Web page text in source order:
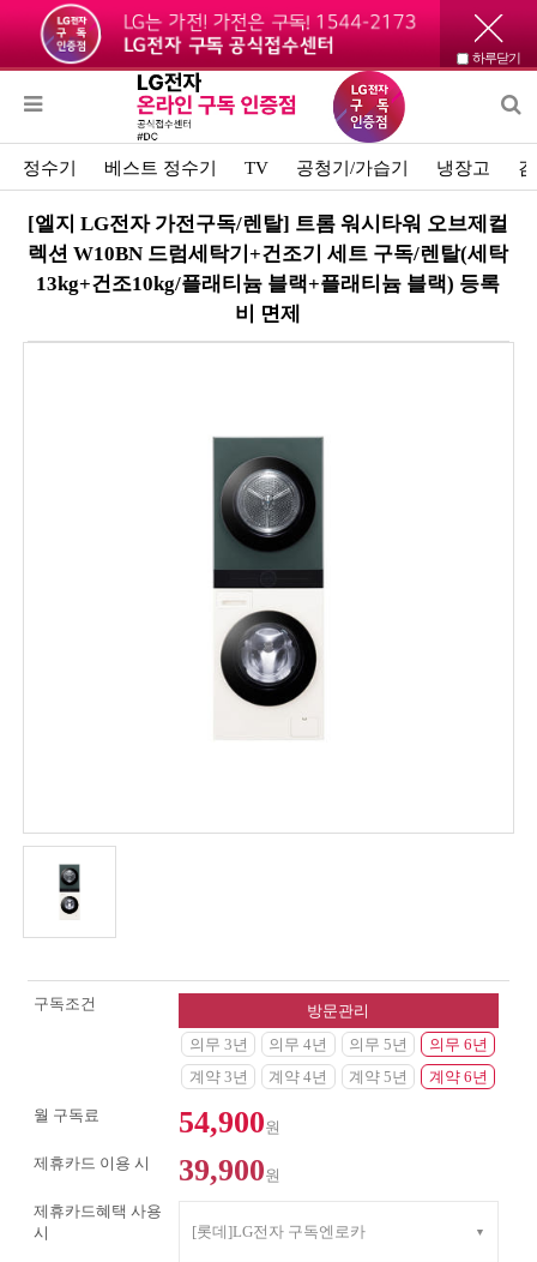
하루닫기
정수기 베스트 정수기 TV 공청기/가습기 냉장고
[엘지 LG전자 가전구독/렌탈] 트롬 워시타워 오브제컬
렉션 W10BN 드럼세탁기+건조기 세트 구독/렌탈(세탁
13kg+건조10kg/플래티늄 블랙+플래티늄 블랙) 등록
비 면제
구독조건
방문관리
의무 3년
계약 3년
의무 4년
계약 4년
의무 5년
계약 5년
의무 6년
계약 6년
월 구독료 54,900원
제휴카드 이용 시
39,900원
제휴카드혜택 사용
시
[롯데]LG전자 구독엔로카